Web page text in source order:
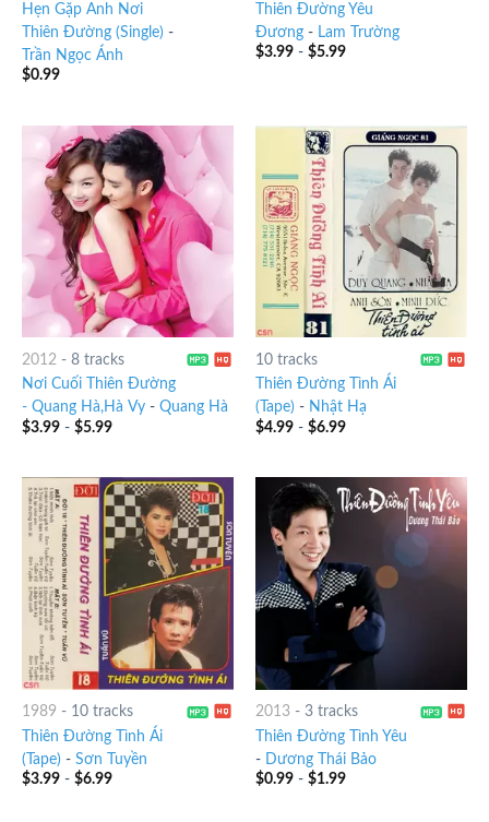
Hẹn Gặp Anh Nơi
Thiên Đường (Single) -
Trần Ngọc Ánh
$0.99
Thiên Đường Yêu
Đương- Lam Trường
$3.99- $5.99
2012 - 8 tracks
Nơi Cuối Thiên Đường
- Quang Hà,Hà Vy- Quang Hà
$3.99- $5.99
10 tracks
Thiên Đường Tình Ái
(Tape) - Nhật Hạ
$4.99- $6.99
1989 - 10 tracks
Thiên Đường Tình Ái
(Tape) - Sơn Tuyền
$3.99- $6.99
2013- 3 tracks
Thiên Đường Tình Yêu
-
Dương Thái Bảo
$0.99- $1.99